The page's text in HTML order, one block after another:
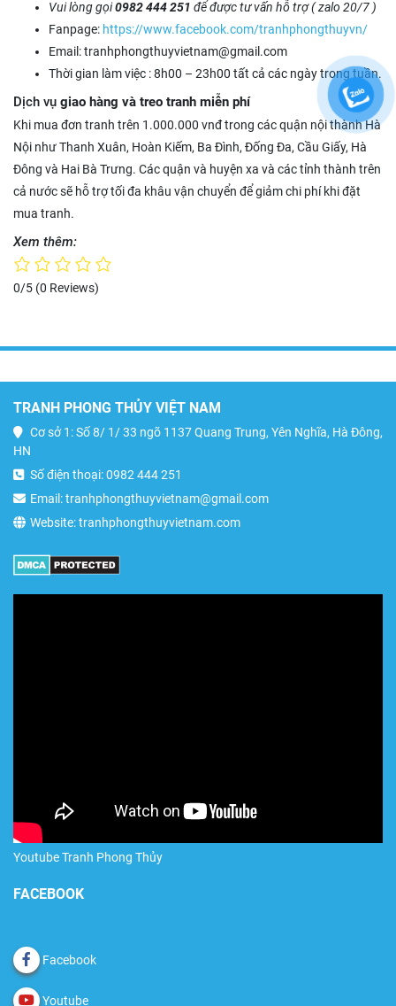
Vui lòng gọi0982 444 251 để được tư vấn hỗ trợ ( zalo 20/7 )
Fanpage: https://www.facebook.com/tranhphongthuyvn/
Email: tranhphongthuyvietnam@gmail.com
Thời gian làm việc : 8h00 – 23h00 tất cả các ngày trong tuần.
Dịch vụ giao hàng và treo tranh miễn phí
Khi mua đơn tranh trên 1.000.000 vnđ trong các quận nội thành Hà
Nội như Thanh Xuân, Hoàn Kiếm, Ba Đình, Đống Đa, Cầu Giấy, Hà
Đông và Hai Bà Trưng. Các quận và huyện xa và các tỉnh thành trên
cả nước sẽ hỗ trợ tối đa khâu vận chuyển để giảm chi phí khi đặt
mua tranh.
Xem thêm:
0/5 (0 Reviews)
TRANH PHONG THỦY VIỆT NAM
Cơ sở 1: Số 8/ 1/ 33 ngõ 1137 Quang Trung, Yên Nghĩa, Hà Đông,
HN
Số điện thoại: 0982 444 251
Email: tranhphongthuyvietnam@gmail.com
Website: tranhphongthuyvietnam.com
Youtube Tranh Phong Thủy
FACEBOOK
Facebook
Youtube